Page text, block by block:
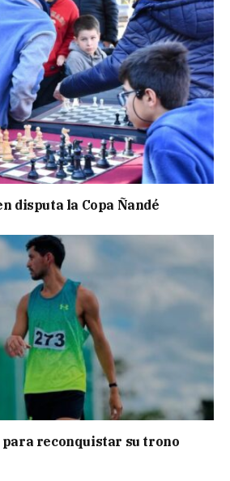
disputa la Copa Ñandé
para reconquistar su trono